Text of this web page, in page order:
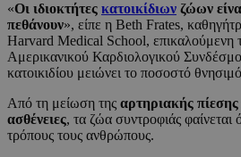
«Οι ιδιοκτήτες κατοικίδιων ζώων
πεθάνουν», είπε η Beth Frates,
Harvard Medical School, επικαλούμενη
Αμερικανικού Καρδιολογικού
κατοικιδίου μειώνει το ποσοστό
Από τη μείωση της αρτηριακής πίεσης
ασθένειες, τα ζώα συντροφιάς
τρόπους τους ανθρώπους.